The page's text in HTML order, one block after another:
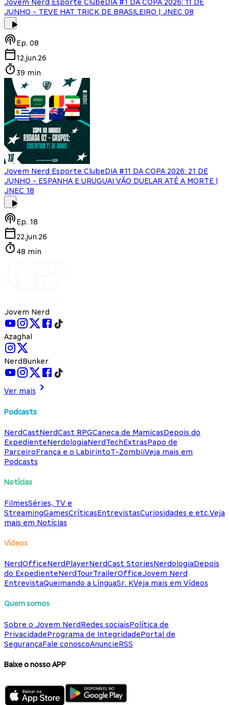
Jovem Nerd Esporte Clube DIA #1 DA COPA 2026: 11 DE
JUNHO - TEVE HAT TRICK DE BRASILEIRO | JNEC 08
Ep. 08
12.jun.26
39 min
Jovem Nerd Esporte ClubeDIA #11 DA COPA 2026: 21 DE
JUNHO - ESPANHA E URUGUAI VÃO DUELAR ATÉ A MORTE |
JNEC 18
Ep. 18
22.jun.26
48 min
Jovem Nerd
Azaghal
NerdBunker
Ver mais
Podcasts
NerdCastNerdCast RPGCaneca de MamicasDepois do
ExpedienteNerdologiaNerdTechExtrasPapo de
ParceiroFrança e o LabirintoT-ZombiiVeja mais em
Podcasts
Notícias
FilmesSéries, TV e
StreamingGamesCríticasEntrevistasCuriosidades e etc.Veja
mais em Notícias
Vídeos
NerdOfficeNerdPlayerNerdCast StoriesNerdologiaDepois
do ExpedienteNerdTourTrailerOfficeJovem Nerd
EntrevistaQueimando a LínguaSr. KVeja mais em Vídeos
Quem somos
Sobre o Jovem NerdRedes sociaisPolítica de
PrivacidadePrograma de IntegridadePortal de
SegurançaFale conoscoAnuncieRSS
Baixe o nosso APP